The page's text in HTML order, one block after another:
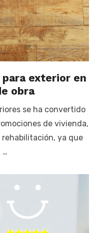
exterior en
obra
se ha convertido
de vivienda,
ya que
…